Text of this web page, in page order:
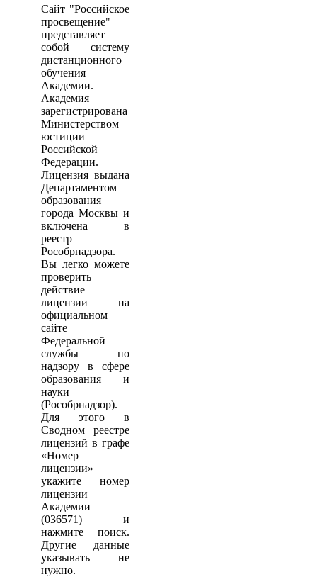
Сайт "Российское
просвещение"
представляет
собой систему
дистанционного
обучения
Академии.
Академия
зарегистрирована
Министерством
юстиции
Российской
Федерации.
Лицензия выдана
Департаментом
образования
города Москвы и
включена в
реестр
Рособрнадзора.
Вы легко можете
проверить
действие
лицензии на
официальном
сайте
Федеральной
службы по
надзору в сфере
образования и
науки
(Рособрнадзор).
Для этого в
Сводном реестре
лицензий в графе
«Номер
лицензии»
укажите номер
лицензии
Академии
(036571) и
нажмите поиск.
Другие данные
указывать не
нужно.